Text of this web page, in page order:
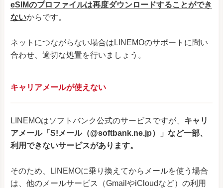
eSIMのプロファイルは再度ダウンロードすることができ
ないからです。
ネットにつながらない場合はLINEMOのサポートに問い
合わせ、適切な処置を行いましょう。
キャリアメールが使えない
LINEMOはソフトバンク公式のサービスですが、 キャリ
アメール「S!メール（@softbank.ne.jp）」など⼀部、
利⽤できないサービスがあります。
そのため、LINEMOに乗り換えてからメールを使う場合
は、他のメールサービス（GmailやiCloudなど）の利用